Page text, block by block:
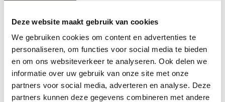
Deze website maakt gebruik van cookies
We gebruiken cookies om content en advertenties te
personaliseren, om functies voor social media te bieden
en om ons websiteverkeer te analyseren. Ook delen we
informatie over uw gebruik van onze site met onze
partners voor social media, adverteren en analyse. Deze
partners kunnen deze gegevens combineren met andere